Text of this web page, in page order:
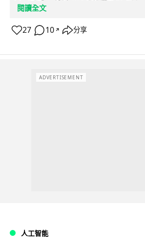
閱讀全文
27 10 ↗ 分享
ADVERTISEMENT
人工智能